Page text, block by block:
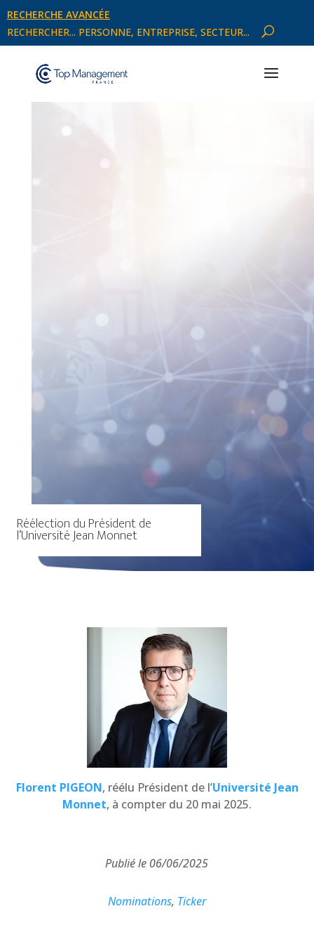
RECHERCHER... PERSONNE, ENTREPRISE, SECTEUR...
RECHERCHE AVANCÉE
Réélection du Président de
l’Université Jean Monnet
Florent PIGEON, réélu Président de l’Université Jean
Monnet, à compter du 20 mai 2025.
Publié le 06/06/2025
Nominations, Ticker